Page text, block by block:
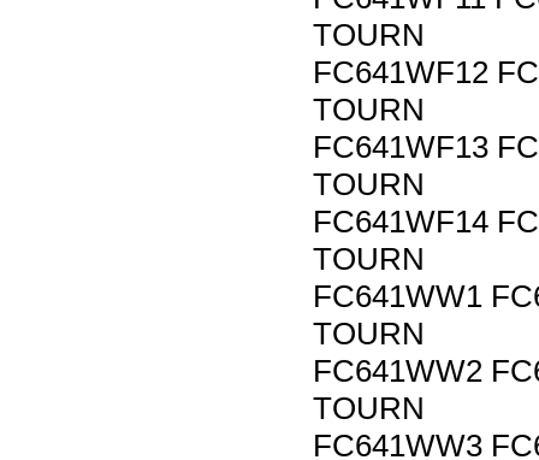
TOURN
FC641WF12
TOURN
FC641WF13
TOURN
FC641WF14
TOURN
FC641WW1
TOURN
FC641WW2
TOURN
FC641WW3